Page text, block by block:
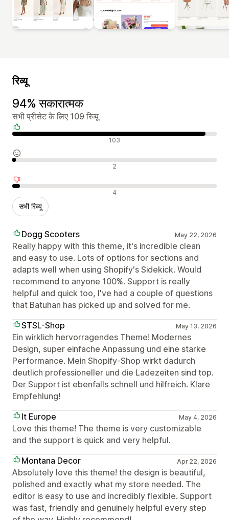
रिव्यू
94% सकारात्मक
सभी प्रीसेट के लिए 109 रिव्यू
सकारात्मक रिव्यू 103
न्यूट्रल रिव्यू 2
नकारात्मक रिव्यू 4
सभी रिव्यू
Dogg Scooters May 22, 2026
Really happy with this theme, it's incredible clean
and easy to use. Lots of options for sections and
adapts well when using Shopify's Sidekick. Would
recommend to anyone 100%. Support is really
helpful and quick too, I've had a couple of questions
that Batuhan has picked up and solved for me.
STSL-Shop
May 13, 2026
Ein wirklich hervorragendes Theme! Modernes
Design, super einfache Anpassung und eine starke
Performance. Mein Shopify-Shop wirkt dadurch
deutlich professioneller und die Ladezeiten sind top.
Der Support ist ebenfalls schnell und hilfreich. Klare
Empfehlung!
It Europe
May 4, 2026
Love this theme! The theme is very customizable
and the support is quick and very helpful.
Montana Decor
Apr 22, 2026
Absolutely love this theme! the design is beautiful,
polished and exactly what my store needed. The
editor is easy to use and incredibly flexible. Support
was fast, friendly and genuinely helpful every step